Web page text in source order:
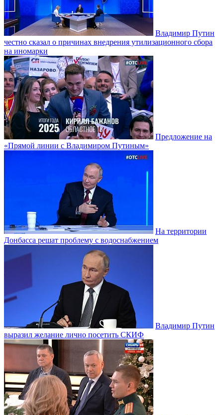
Владимир Путин
честно сказал о причинах внедрения утилизационного сбора
на иномарки
Предложение на
«Прямой линии с Владимиром Путиным»
На территории
Донбасса решат проблему с водоснабжением
Владимир Путин
выразил желание лично посетить СКИФ